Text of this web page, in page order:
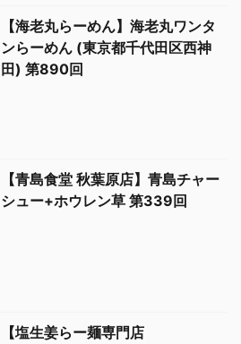
【海老丸らーめん】海老丸ワンタ
ンらーめん (東京都千代田区西神
田) 第890回
【青島食堂 秋葉原店】青島チャー
シュー+ホウレン草 第339回
【塩生姜らー麺専門店